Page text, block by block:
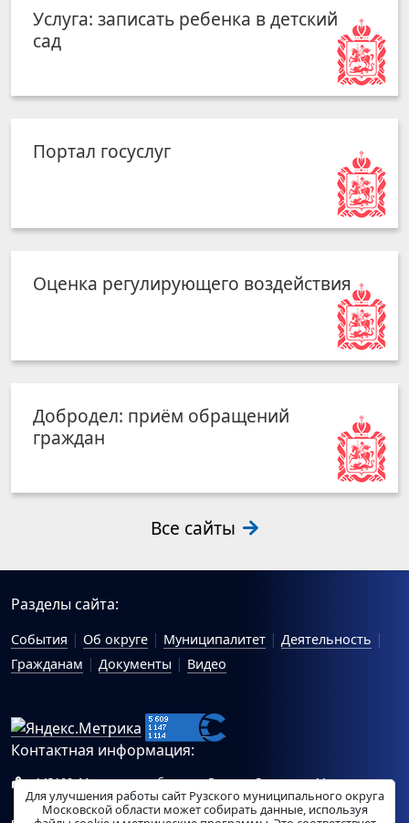
Услуга: записать ребенка в детский
сад
Портал госуслуг
Оценка регулирующего воздействия
Добродел: приём обращений
граждан
Все сайты
Разделы сайта:
События Об округе Муниципалитет
Деятельность
Гражданам
Документы Видео
Контактная информация:
143100, Московская область, г.Руза, ул.Солнцева, 11
Схема проезда
Для улучшения работы сайт Рузского муниципального округа
Московской области может собирать данные, используя